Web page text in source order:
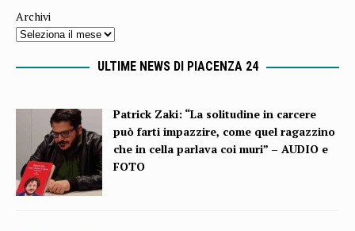
Archivi
ULTIME NEWS DI PIACENZA 24
Patrick Zaki: “La solitudine in carcere
può farti impazzire, come quel ragazzino
che in cella parlava coi muri” – AUDIO e
FOTO